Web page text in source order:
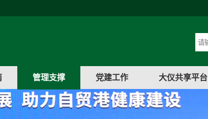
管理支撑 党建工作 大仪共享平台